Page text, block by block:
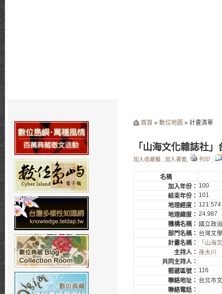
首頁 » 數位地圖 » 計畫清單
「山海文化雜誌社
加入收藏櫃 加入書籤 列印
名稱
加入年份： 100
結束年份： 101
地理經度： 121.574
地理緯度： 24.987
機構名稱： 國立政
部門名稱： 台灣文
計畫名稱：
「山海
主持人： 孫大川
共同主持人：
郵遞區號： 116
聯絡地址： 台北市
聯絡電話：